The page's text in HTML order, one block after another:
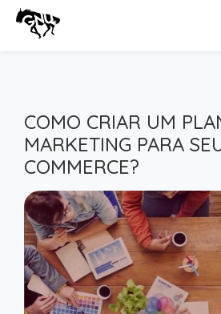
COMO CRIAR UM
MARKETING PARA
COMMERCE?